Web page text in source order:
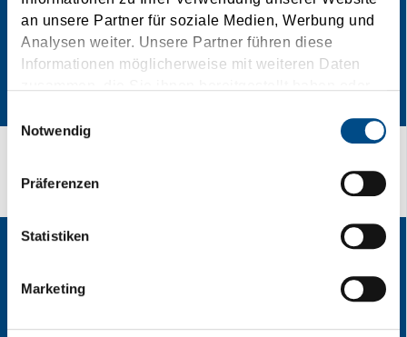
an unsere Partner für soziale Medien, Werbung und
Analysen weiter. Unsere Partner führen diese
Informationen möglicherweise mit weiteren Daten
zusammen, die Sie ihnen bereitgestellt haben oder
gesammelt haben.
Notwendig
Präferenzen
Statistiken
Marketing